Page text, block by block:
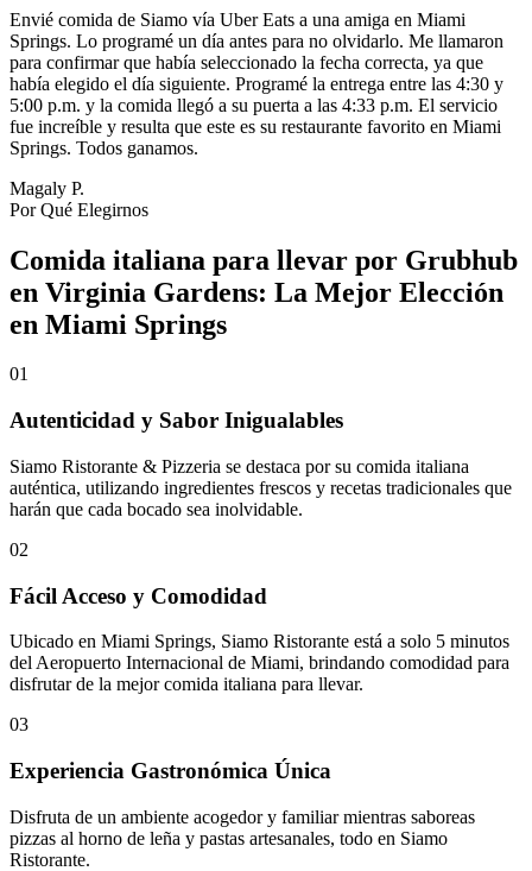
Envié comida de Siamo vía Uber Eats a una amiga en Miami
Springs. Lo programé un día antes para no olvidarlo. Me llamaron
para confirmar que había seleccionado la fecha correcta, ya que
había elegido el día siguiente. Programé la entrega entre las 4:30 y
5:00 p.m. y la comida llegó a su puerta a las 4:33 p.m. El servicio
fue increíble y resulta que este es su restaurante favorito en Miami
Springs. Todos ganamos.
Magaly P.
Por Qué Elegirnos
Comida italiana para llevar por Grubhub
en Virginia Gardens: La Mejor Elección
en Miami Springs
01
Autenticidad y Sabor Inigualables
Siamo Ristorante & Pizzeria se destaca por su comida italiana
auténtica, utilizando ingredientes frescos y recetas tradicionales que
harán que cada bocado sea inolvidable.
02
Fácil Acceso y Comodidad
Ubicado en Miami Springs, Siamo Ristorante está a solo 5 minutos
del Aeropuerto Internacional de Miami, brindando comodidad para
disfrutar de la mejor comida italiana para llevar.
03
Experiencia Gastronómica Única
Disfruta de un ambiente acogedor y familiar mientras saboreas
pizzas al horno de leña y pastas artesanales, todo en Siamo
Ristorante.